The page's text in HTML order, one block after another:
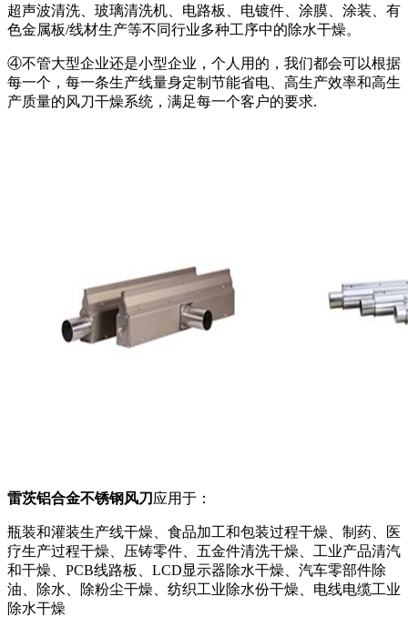
超声波清洗、玻璃清洗机、电路板、电镀件、涂膜、涂装、有
色金属板/线材生产等不同行业多种工序中的除水干燥。
④不管大型企业还是小型企业，个人用的，我们都会可以根据
每一个，每一条生产线量身定制节能省电、高生产效率和高生
产质量的风刀干燥系统，满足每一个客户的要求.
雷茨铝合金不锈钢风刀 应用于：
瓶装和灌装生产线干燥、食品加工和包装过程干燥、制药、医
疗生产过程干燥、压铸零件、五金件清洗干燥、工业产品清汽
和干燥、PCB线路板、LCD显示器除水干燥、汽车零部件除
油、除水、除粉尘干燥、纺织工业除水份干燥、电线电缆工业
除水干燥